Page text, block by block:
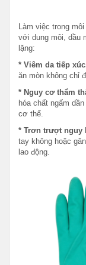
Làm việc trong
với dung môi, dầu
lặng:
* Viêm da tiếp
ăn mòn không chỉ
* Nguy cơ thẩm
hóa chất ngấm
cơ thể.
* Trơn trượt nguy
tay không hoặc
lao động.